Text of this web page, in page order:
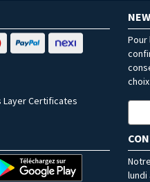
Layer Certificates
Pour
lundi